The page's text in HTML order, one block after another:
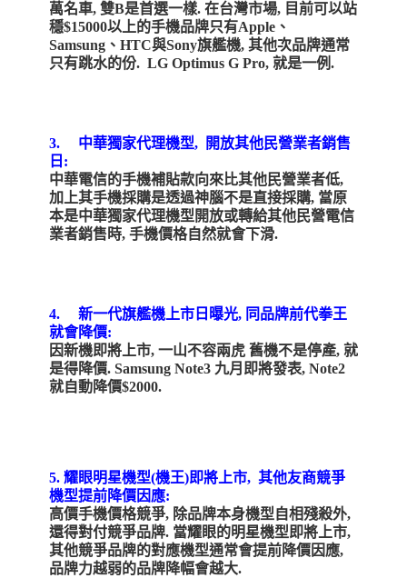
萬名車, 雙B是首選一樣. 在台灣市場, 目前可以站
穩$15000以上的手機品牌只有Apple、
Samsung、HTC與Sony旗艦機, 其他次品牌通常
只有跳水的份. LG Optimus G Pro, 就是一例.
3. 中華獨家代理機型, 開放其他民營業者銷售
日 :
中華電信的手機補貼款向來比其他民營業者低,
加上其手機採購是透過神腦不是直接採購, 當原
本是中華獨家代理機型開放或轉給其他民營電信
業者銷售時, 手機價格自然就會下滑.
4. 新一代旗艦機上市日曝光, 同品牌前代拳王
就會降價:
因新機即將上市, 一山不容兩虎 舊機不是停產, 就
是得降價. Samsung Note3 九月即將發表, Note2
就自動降價$2000.
5. 耀眼明星機型(機王)即將上市, 其他友商競爭
機型提前降價因應:
高價手機價格競爭, 除品牌本身機型自相殘殺外,
還得對付競爭品牌. 當耀眼的明星機型即將上市,
其他競爭品牌的對應機型通常會提前降價因應,
品牌力越弱的品牌降幅會越大.